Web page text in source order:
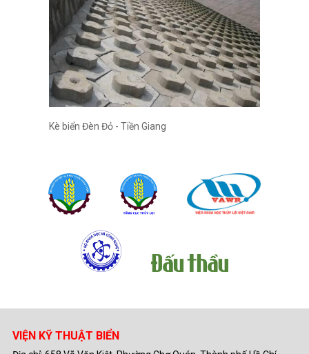
Kè biển Đèn Đỏ - Tiền Giang
VIỆN KỸ THUẬT BIỂN